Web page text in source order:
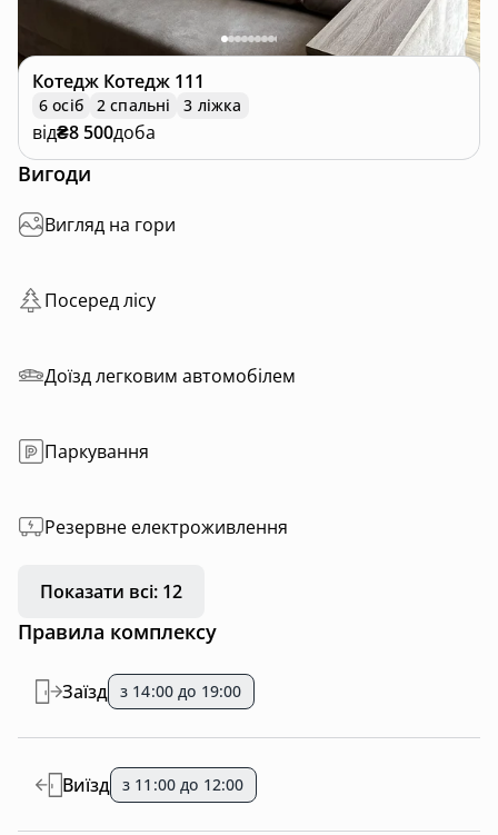
Котедж Котедж 111
6 осіб 2 спальні 3 ліжка
від₴8 500доба
Вигоди
Вигляд на гори
Посеред лісу
Доїзд легковим автомобілем
Паркування
Резервне електроживлення
Показати всі: 12
Правила комплексу
Заїзд з 14:00 до 19:00
Виїзд з 11:00 до 12:00